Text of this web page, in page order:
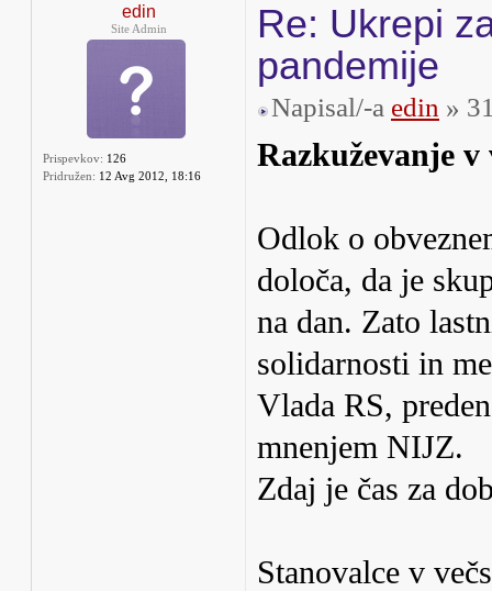
edin
Site Admin
Prispevkov: 126
Pridružen: 12 Avg 2012, 18:16
Re: Ukrepi
pandemije
Napisal/-a edin »
Razkuževanje
Odlok o
določa, da je
na dan. Zato
solidarnosti in
Vlada RS,
mnenjem NIJZ.
Zdaj je čas za
Stanovalce v